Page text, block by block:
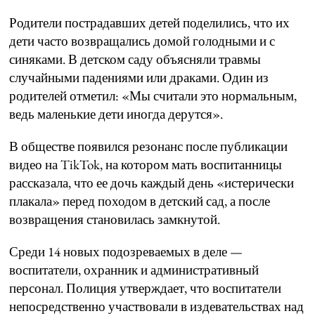
Родители пострадавших детей поделились, что их
дети часто возвращались домой голодными и с
синяками. В детском саду объясняли травмы
случайными падениями или драками. Один из
родителей отметил: «Мы считали это нормальным,
ведь маленькие дети иногда дерутся».
В обществе появился резонанс после публикации
видео на TikTok, на котором мать воспитанницы
рассказала, что ее дочь каждый день «истерически
плакала» перед походом в детский сад, а после
возвращения становилась замкнутой.
Среди 14 новых подозреваемых в деле —
воспитатели, охранник и административный
персонал. Полиция утверждает, что воспитатели
непосредственно участвовали в издевательствах над